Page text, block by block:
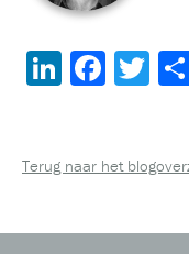
Terug naar het